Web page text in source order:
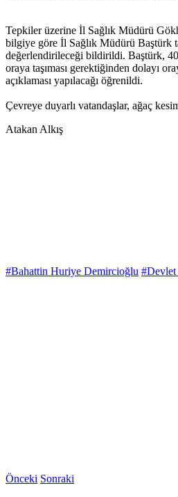
Tepkiler üzerine İl Sağlık Müdürü
bilgiye göre İl Sağlık Müdürü Baştürk
değerlendirileceği bildirildi. Baştürk, 40
oraya taşıması gerektiğinden dolayı
açıklaması yapılacağı öğrenildi.
Çevreye duyarlı vatandaşlar, ağaç
Atakan Alkış
#Bahattin Huriye Demircioğlu #Devlet
Önceki Sonraki